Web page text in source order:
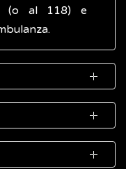
(o al 118) e
Addison può
perché i
quelli di molte
quando lo